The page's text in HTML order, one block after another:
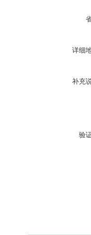
详细
补充
验